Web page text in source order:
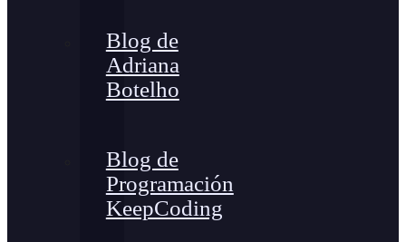
Blog de
Adriana
Botelho
Blog de
Programación
KeepCoding